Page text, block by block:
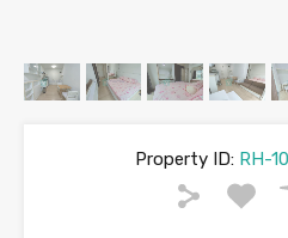
Property ID:RH-